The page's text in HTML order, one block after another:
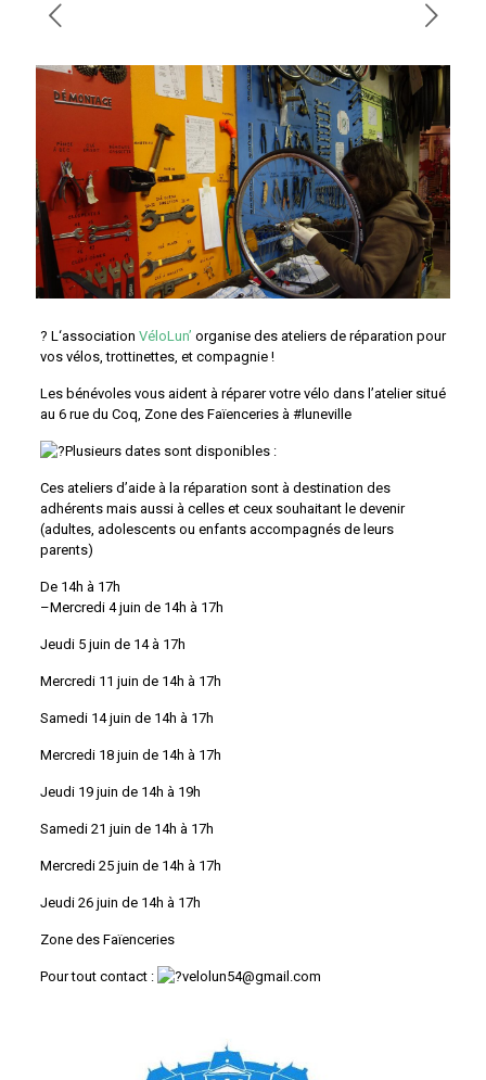
?‍ L ‘association VéloLun’ organise des ateliers de réparation pour
vos vélos, trottinettes, et compagnie !
Les bénévoles vous aident à réparer votre vélo dans l’atelier situé
au 6 rue du Coq, Zone des Faïenceries à #luneville
Plusieurs dates sont disponibles :
Ces ateliers d’aide à la réparation sont à destination des
adhérents mais aussi à celles et ceux souhaitant le devenir
(adultes, adolescents ou enfants accompagnés de leurs
parents)
De 14h à 17h
–Mercredi 4 juin de 14h à 17h
Jeudi 5 juin de 14 à 17h
Mercredi 11 juin de 14h à 17h
Samedi 14 juin de 14h à 17h
Mercredi 18 juin de 14h à 17h
Jeudi 19 juin de 14h à 19h
Samedi 21 juin de 14h à 17h
Mercredi 25 juin de 14h à 17h
Jeudi 26 juin de 14h à 17h
Zone des Faïenceries
Pour tout contact : velolun54@gmail.com